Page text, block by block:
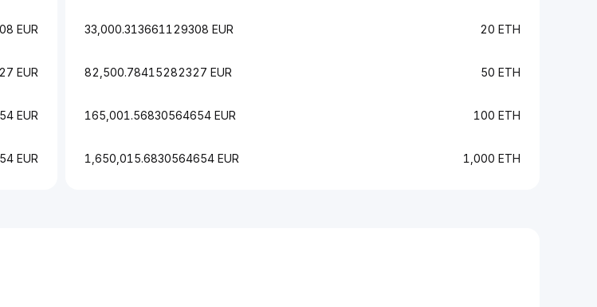
EUR
EUR
EUR
EUR
33,000.313661129308 EUR 20 ETH
82,500.78415282327 EUR 50 ETH
165,001.56830564654 EUR 100 ETH
1,650,015.6830564654 EUR 1,000 ETH